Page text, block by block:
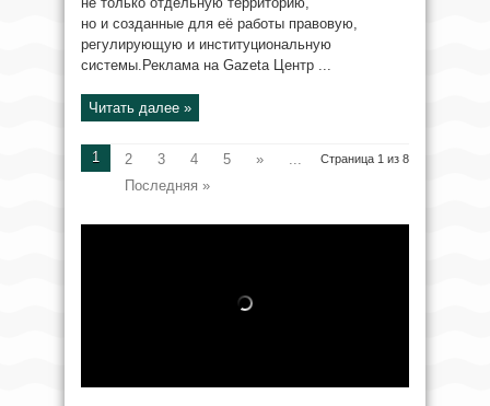
но и созданные для её работы правовую,
регулирующую и институциональную
системы.Реклама на Gazeta Центр ...
Читать далее »
Страница 1 из 8
1 2 3 4 5 »
...
Последняя »